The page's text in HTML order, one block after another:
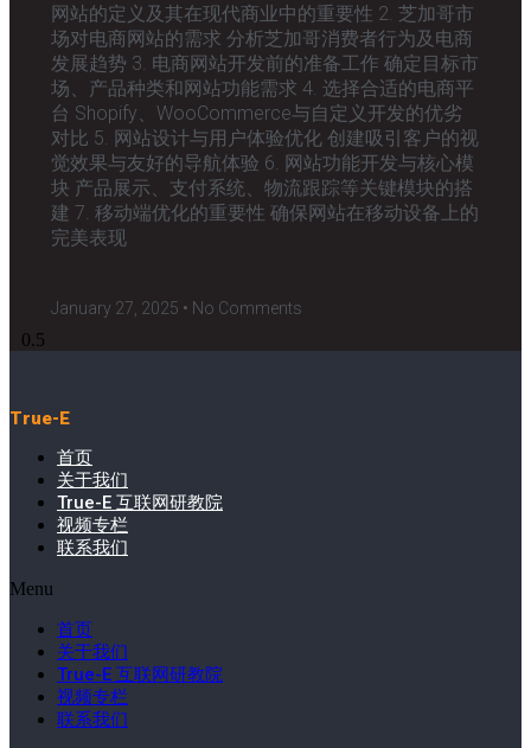
网站的定义及其在现代商业中的重要性 2. 芝加哥市
场对电商网站的需求 分析芝加哥消费者行为及电商
发展趋势 3. 电商网站开发前的准备工作 确定目标市
场、产品种类和网站功能需求 4. 选择合适的电商平
台 Shopify、WooCommerce与自定义开发的优劣
对比 5. 网站设计与用户体验优化 创建吸引客户的视
觉效果与友好的导航体验 6. 网站功能开发与核心模
块 产品展示、支付系统、物流跟踪等关键模块的搭
建 7. 移动端优化的重要性 确保网站在移动设备上的
完美表现
January 27, 2025 No Comments
True-E
首页
关于我们
True-E 互联网研教院
视频专栏
联系我们
Menu
首页
关于我们
True-E 互联网研教院
视频专栏
联系我们